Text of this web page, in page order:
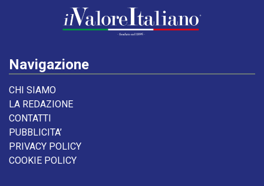
Navigazione
CHI SIAMO
LA REDAZIONE
CONTATTI
PUBBLICITA’
PRIVACY POLICY
COOKIE POLICY